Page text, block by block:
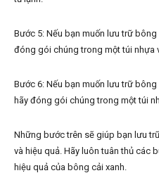
Bước 5: Nếu bạn muốn lưu trữ
đóng gói chúng trong một túi nhựa
Bước 6: Nếu bạn muốn lưu trữ
hãy đóng gói chúng trong một túi
Những bước trên sẽ giúp bạn lưu
và hiệu quả. Hãy luôn tuân thủ các
hiệu quả của bông cải xanh.